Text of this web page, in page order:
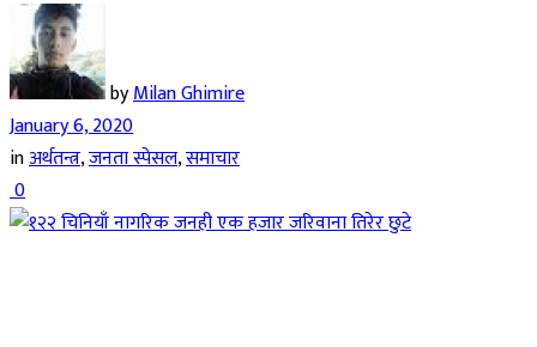
byMilan Ghimire
January 6, 2020
inअर्थतन्त्र,जनता स्पेसल,समाचार
0